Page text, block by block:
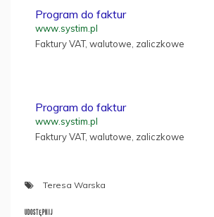
Program do faktur
www.systim.pl
Faktury VAT, walutowe, zaliczkowe
Program do faktur
www.systim.pl
Faktury VAT, walutowe, zaliczkowe
Teresa Warska
UDOSTĘPNIJ